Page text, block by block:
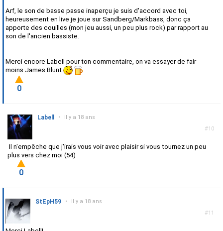
Arf, le son de basse passe inaperçu je suis d'accord avec toi,
heureusement en live je joue sur Sandberg/Markbass, donc ça
apporte des couilles (mon jeu aussi, un peu plus rock) par rapport au
son de l'ancien bassiste.
Merci encore Labell pour ton commentaire, on va essayer de fair
moins James Blunt
0
#10
Labell • il y a 18 ans
Il n'empêche que j'irais vous voir avec plaisir si vous tournez un peu
plus vers chez moi (54)
0
#11
StEpH59 • il y a 18 ans